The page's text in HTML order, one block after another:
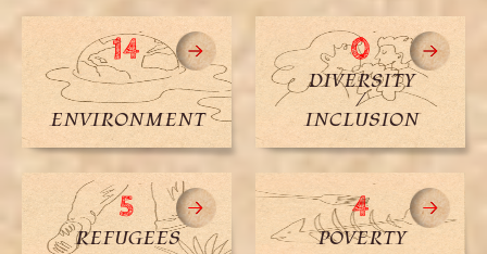
14
ENVIRONMENT
0
DIVERSITY
/
INCLUSION
5
REFUGEES
4
POVERTY